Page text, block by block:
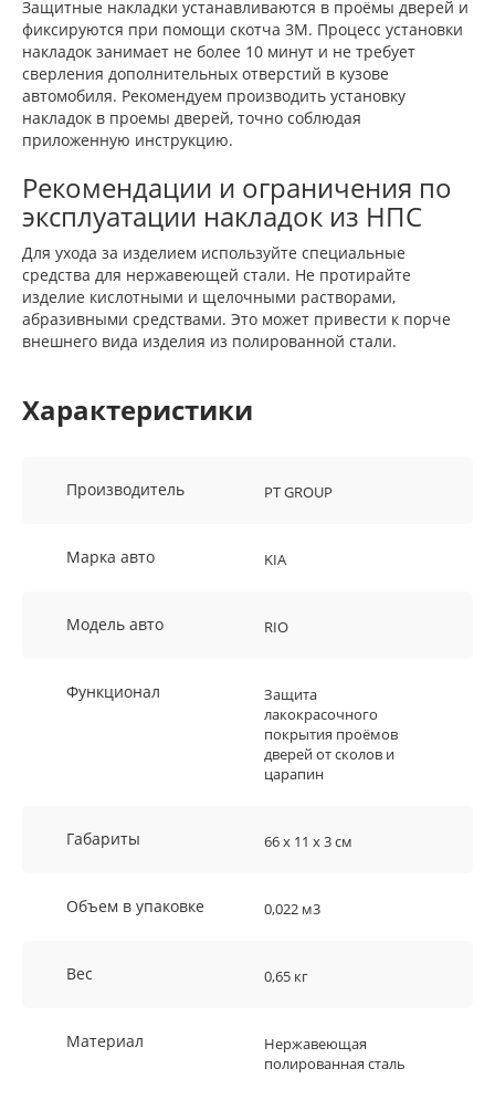
Защитные накладки устанавливаются в проёмы дверей и
фиксируются при помощи скотча 3М. Процесс установки
накладок занимает не более 10 минут и не требует
сверления дополнительных отверстий в кузове
автомобиля. Рекомендуем производить установку
накладок в проемы дверей, точно соблюдая
приложенную инструкцию.
Рекомендации и ограничения по
эксплуатации накладок из НПС
Для ухода за изделием используйте специальные
средства для нержавеющей стали. Не протирайте
изделие кислотными и щелочными растворами,
абразивными средствами. Это может привести к порче
внешнего вида изделия из полированной стали.
Характеристики
Производитель PT GROUP
Марка авто KIA
Модель авто RIO
Функционал
Защита
лакокрасочного
покрытия проёмов
дверей от сколов и
царапин
Габариты 66 х 11 х 3 см
Объем в упаковке 0,022 м3
Вес 0,65 кг
Материал
Нержавеющая
полированная сталь